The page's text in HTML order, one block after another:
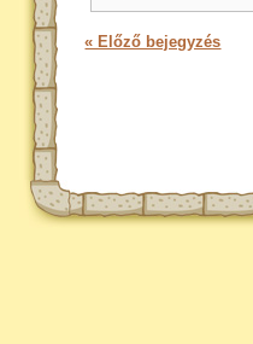
« Előző bejegyzés